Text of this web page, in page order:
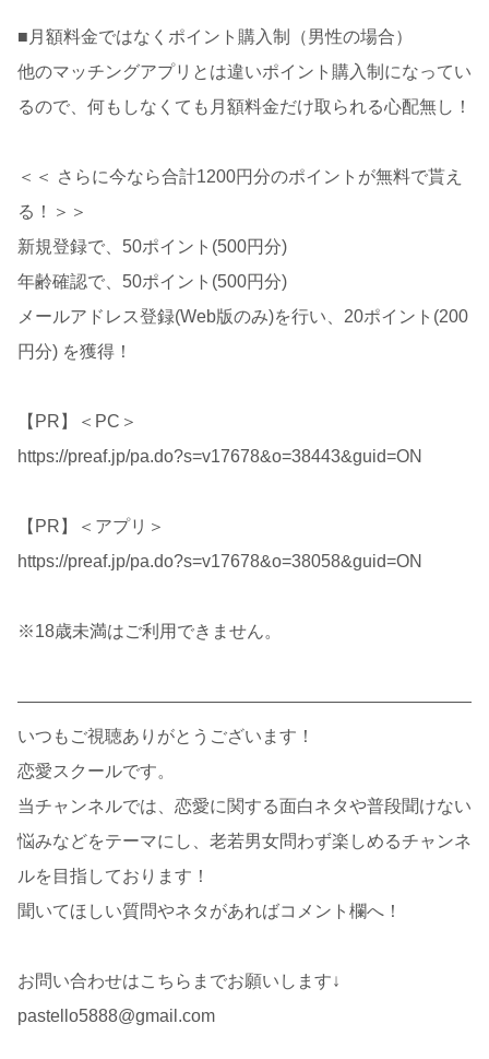
■月額料金ではなくポイント購入制（男性の場合）
他のマッチングアプリとは違いポイント購入制になってい
るので、何もしなくても月額料金だけ取られる心配無し！
＜＜ さらに今なら合計1200円分のポイントが無料で貰え
る！＞＞
新規登録で、50ポイント(500円分)
年齢確認で、50ポイント(500円分)
メールアドレス登録(Web版のみ)を行い、20ポイント(200
円分) を獲得！
【PR】＜PC＞
https://preaf.jp/pa.do?s=v17678&o=38443&guid=ON
【PR】＜アプリ＞
https://preaf.jp/pa.do?s=v17678&o=38058&guid=ON
※18歳未満はご利用できません。
——————————————————————————
いつもご視聴ありがとうございます！
恋愛スクールです。
当チャンネルでは、恋愛に関する面白ネタや普段聞けない
悩みなどをテーマにし、老若男女問わず楽しめるチャンネ
ルを目指しております！
聞いてほしい質問やネタがあればコメント欄へ！
お問い合わせはこちらまでお願いします↓
pastello5888@gmail.com